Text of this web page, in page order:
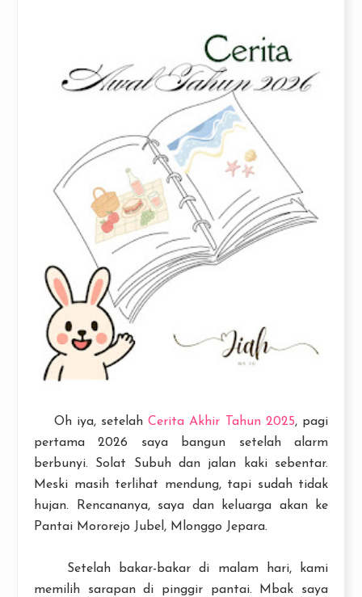
Oh iya, setelahCerita Akhir Tahun 2025, pagi
pertama 2026 saya bangun setelah alarm
berbunyi. Solat Subuh dan jalan kaki sebentar.
Meski masih terlihat mendung, tapi sudah tidak
hujan. Rencananya, saya dan keluarga akan ke
Pantai Mororejo Jubel, Mlonggo Jepara.
Setelah bakar-bakar di malam hari, kami
memilih sarapan di pinggir pantai. Mbak saya